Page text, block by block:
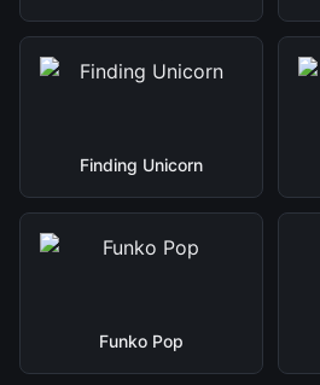
Finding Unicorn
Funko Pop